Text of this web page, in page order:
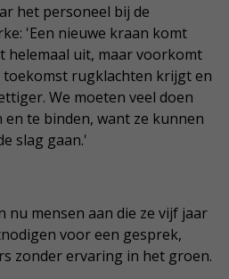
het personeel bij de
'Een nieuwe kraan komt
helemaal uit, maar voorkomt
toekomst rugklachten krijgt en
We moeten veel doen
te binden, want ze kunnen
slag gaan.'
nu mensen aan die ze vijf jaar
voor een gesprek,
zonder ervaring in het groen.